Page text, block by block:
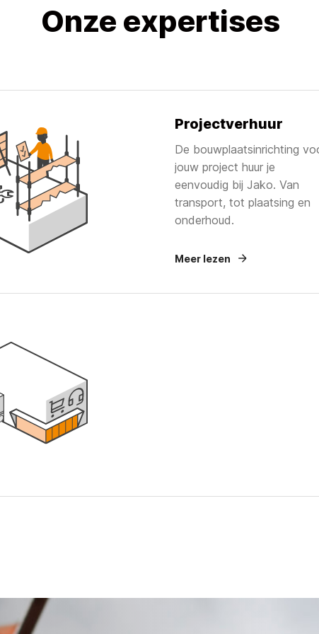
Onze expertises
Projectverhuur
De bouwplaatsinrichting
jouw project huur je
eenvoudig bij Jako. Van
transport, tot plaatsing en
onderhoud.
Meer lezen